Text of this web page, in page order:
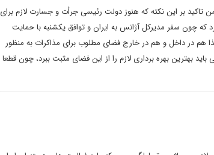
بر این نکته که هنوز دولت رئیسی جرأت و جسارت لازم برای
چون سفر مدیرکل آژانس به ایران و توافق یکشنبه با حمایت
هم در داخل و هم در خارج فضای مطلوب برای مذاکرات به منظور
بهترین بهره برداری لازم را از این فضای مثبت ببرد، چون قطعا